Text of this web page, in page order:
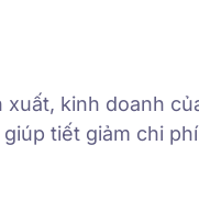
kinh doanh
tiết giảm chi